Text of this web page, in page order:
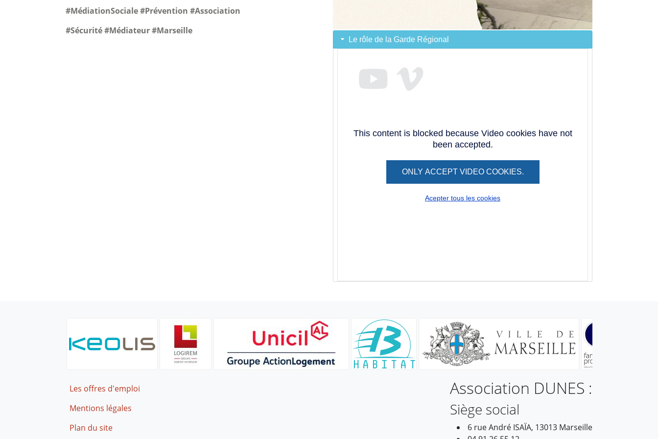
#MédiationSociale #Prévention #Association
#Sécurité #Médiateur #Marseille
Le rôle de la Garde Régional
This content is blocked because Video cookies have not
been accepted.
ONLY ACCEPT VIDEO COOKIES.
Acepter tous les cookies
Footer
Les offres d'emploi
Mentions légales
Plan du site
Association DUNES :
Siège social
6 rue André ISAÏA, 13013 Marseille